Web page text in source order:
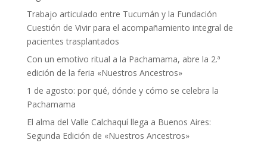
Trabajo articulado entre Tucumán y la Fundación
Cuestión de Vivir para el acompañamiento integral de
pacientes trasplantados
Con un emotivo ritual a la Pachamama, abre la 2.ª
edición de la feria «Nuestros Ancestros»
1 de agosto: por qué, dónde y cómo se celebra la
Pachamama
El alma del Valle Calchaquí llega a Buenos Aires:
Segunda Edición de «Nuestros Ancestros»